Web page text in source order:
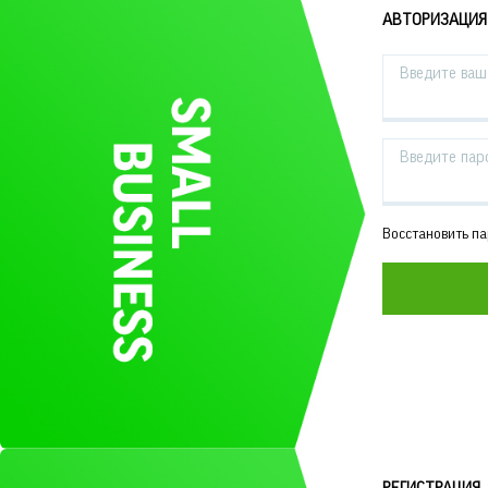
АВТОРИЗАЦИЯ
Введите
Введите
Восстановить